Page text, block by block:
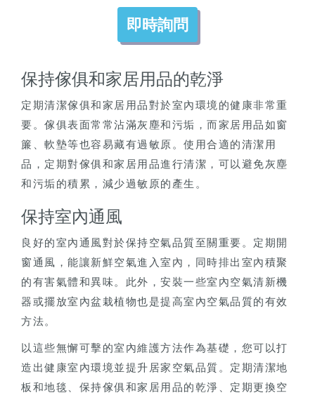
即時詢問
保持傢俱和家居用品的乾淨
定期清潔傢俱和家居用品對於室內環境的健康非常重
要。傢俱表面常常沾滿灰塵和污垢，而家居用品如窗
簾、軟墊等也容易藏有過敏原。使用合適的清潔用
品，定期對傢俱和家居用品進行清潔，可以避免灰塵
和污垢的積累，減少過敏原的產生。
保持室內通風
良好的室內通風對於保持空氣品質至關重要。定期開
窗通風，能讓新鮮空氣進入室內，同時排出室內積聚
的有害氣體和異味。此外，安裝一些室內空氣清新機
器或擺放室內盆栽植物也是提高室內空氣品質的有效
方法。
以這些無懈可擊的室內維護方法作為基礎，您可以打
造出健康室內環境並提升居家空氣品質。定期清潔地
板和地毯、保持傢俱和家居用品的乾淨、定期更換空